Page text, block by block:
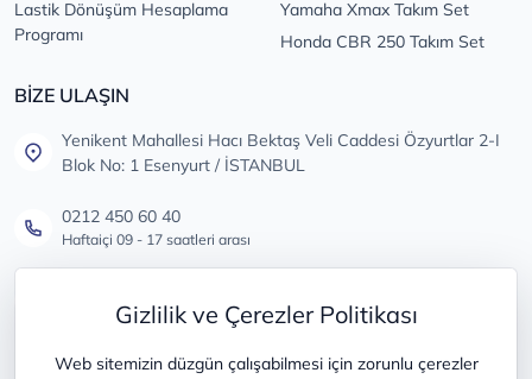
Gizlilik ve Çerezler Politikası
Web sitemizin düzgün çalışabilmesi için zorunlu çerezler
Lastik Dönüşüm Hesaplama
Programı
Yamaha Xmax Takım Set
Honda CBR 250 Takım Set
BİZE ULAŞIN
Yenikent Mahallesi Hacı Bektaş Veli Caddesi Özyurtlar 2-I
Blok No: 1 Esenyurt / İSTANBUL
0212 450 60 40
Haftaiçi 09 - 17 saatleri arası
Tüm öneri ve şikayetleriniz için